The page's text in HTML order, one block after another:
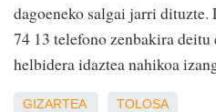
dagoeneko salgai jarri dituzte.
74 13 telefono zenbakira
helbidera idaztea nahikoa
GIZARTEA TOLOSA